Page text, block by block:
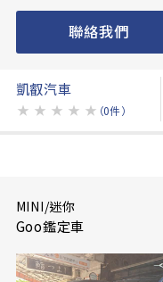
聯絡我們
凱叡汽車
★ ★ ★ ★ ★ （0件）
MINI/迷你
Goo鑑定車